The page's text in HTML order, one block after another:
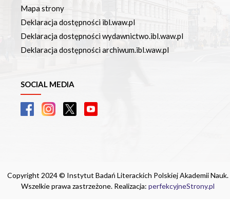
Mapa strony
Deklaracja dostępności ibl.waw.pl
Deklaracja dostępności wydawnictwo.ibl.waw.pl
Deklaracja dostępności archiwum.ibl.waw.pl
SOCIAL MEDIA
Copyright 2024 © Instytut Badań Literackich Polskiej Akademii Nauk.
Wszelkie prawa zastrzeżone. Realizacja: perfekcyjneStrony.pl